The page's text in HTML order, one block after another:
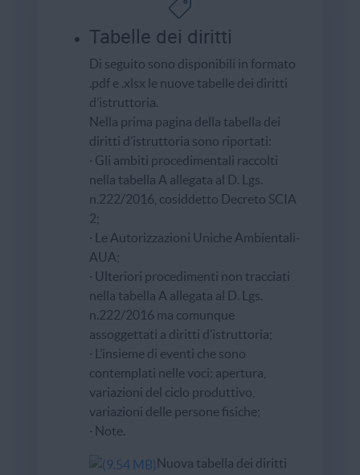
Tabelle dei diritti
Di seguito sono disponibili in formato
.pdf e .xlsx le nuove tabelle dei diritti
d’istruttoria.
Nella prima pagina della tabella dei
diritti d’istruttoria sono riportati:
· Gli ambiti procedimentali raccolti
nella tabella A allegata al D. Lgs.
n.222/2016, cosiddetto Decreto SCIA
2;
· Le Autorizzazioni Uniche Ambientali-
AUA;
· Ulteriori procedimenti non tracciati
nella tabella A allegata al D. Lgs.
n.222/2016 ma comunque
assoggettati a diritti d’istruttoria;
· L’insieme di eventi che sono
contemplati nelle voci: apertura,
variazioni del ciclo produttivo,
variazioni delle persone fisiche;
· Note.
Nuova tabella dei diritti